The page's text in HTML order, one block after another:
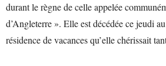
durant le règne de celle appelée
d’Angleterre ». Elle est décédée ce jeudi
résidence de vacances qu’elle chérissait